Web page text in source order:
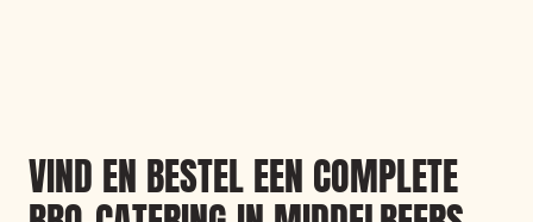
VIND EN BESTEL EEN COMPLETE